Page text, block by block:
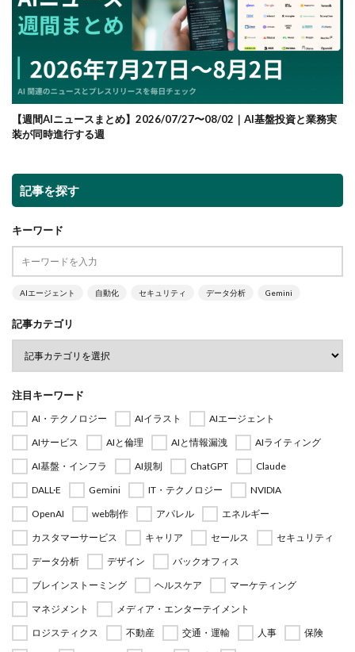
【週間AIニュースまとめ】2026/07/27〜08/02｜AI基盤投資と業務実
装が同時進行する週
記事を探す
キーワード
AIエージェント 自動化 セキュリティ データ分析 Gemini
記事カテゴリ
注目キーワード
AI・テクノロジー AIイラスト
AIエージェント
AIサービス
AIと倫理 AIと情報漏洩
AIライティング
AI基盤・インフラ
AI規制 ChatGPT
Claude
DALL·E
Gemini IT・テクノロジー
NVIDIA
OpenAI
web制作 アパレル
エネルギー
カスタマーサービス
キャリア セールス
セキュリティ
データ分析
デザイン
バックオフィス
ブレインストーミング
ヘルスケア
マーケティング
マネジメント
メディア・エンターテイメント
ロジスティクス
不動産 交通・運輸 人事
保険